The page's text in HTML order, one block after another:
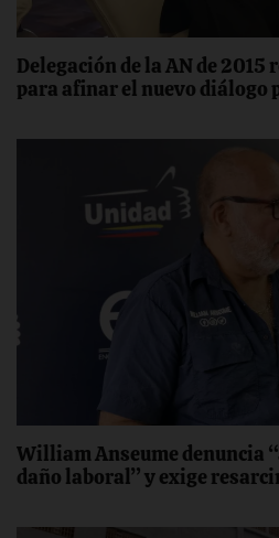
Delegación de la AN de 2015
para afinar el nuevo diálogo
William Anseume denuncia
daño laboral” y exige